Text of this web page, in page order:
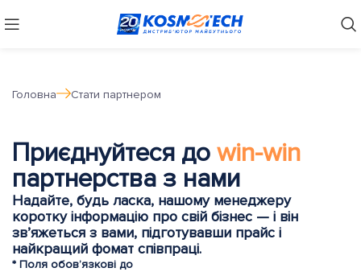
Головна Стати партнером
Приєднуйтеся до win-win
партнерства з нами
Надайте, будь ласка, нашому менеджеру
коротку інформацію про свій бізнес — і він
зв’яжеться з вами, підготувавши прайс і
найкращий фомат співпраці.
* Поля обов’язкові до